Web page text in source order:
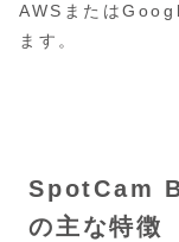
AWSまたは
ます。
SpotCam
の主な特徴